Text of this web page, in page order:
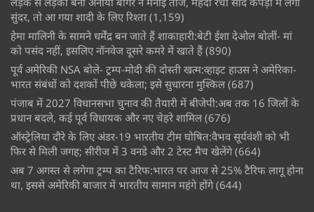
सुंदर, तो आ गया शादी के लिए रिश्ता (1,159)
हेमा मालिनी के सामने धर्मेंद्र बन जाते हैं शाकाहारी:बेटी ईशा देओल बोलीं- मां
को पसंद नहीं, इसलिए नॉनवेज दूसरे कमरे में खाते हैं (890)
पूर्व अमेरिकी NSA बोले- ट्रम्प-मोदी की दोस्ती खत्म:व्हाइट हाउस ने अमेरिका-
भारत संबंधों को दशकों पीछे धकेला; इसे सुधारना मुश्किल (687)
पंजाब में 2027 विधानसभा चुनाव की तैयारी में बीजेपी:अब तक 16 जिलों के
प्रधान बदले, कई पूर्व विधायक और नए चेहरे शामिल (676)
ऑस्ट्रेलिया दौरे के लिए अंडर-19 भारतीय टीम घोषित:वैभव सूर्यवंशी को भी
फिर से मिली जगह; सीरीज में 3 वनडे और 2 टेस्ट मैच खेलेंगे (664)
अब 7 अगस्त से लगेगा ट्रम्प का टैरिफ:भारत पर आज से 25% टैरिफ लागू होना
था, इससे अमेरिकी बाजार में भारतीय सामान महंगे होंगे (644)